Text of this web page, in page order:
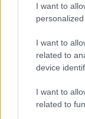
I want to
personalized
I want to
related to
device
I want to
related to
Το
*Ο Ντίνος